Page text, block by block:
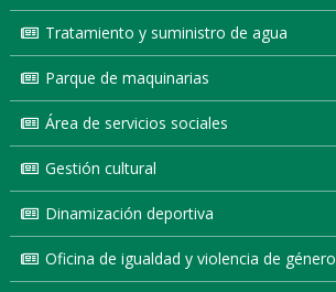
Tratamiento y suministro de agua
Parque de maquinarias
Área de servicios sociales
Gestión cultural
Dinamización deportiva
Oficina de igualdad y violencia de género